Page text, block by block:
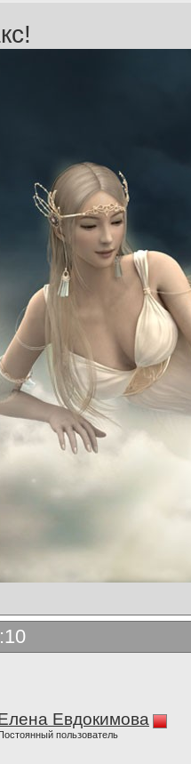
Евдокимова
пользователь